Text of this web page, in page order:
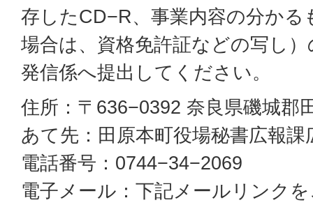
存したCD−R、事業内容の分かる
場合は、資格免許証などの写し
発信係へ提出してください。
住所：〒636−0392 奈良県磯城郡
あて先：田原本町役場秘書広報課
電話番号：0744−34−2069
電子メール：下記メールリンク